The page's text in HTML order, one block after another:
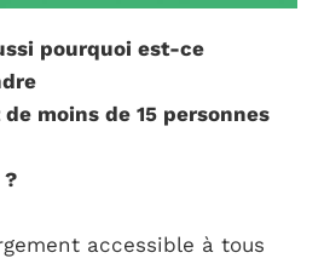
pourquoi est-ce
moins de 15 personnes
?
accessible à tous